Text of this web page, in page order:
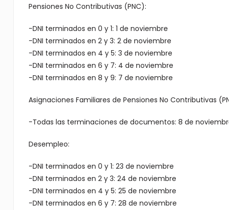
Pensiones No Contributivas (PNC):
-DNI terminados en 0 y 1: 1 de noviembre
-DNI terminados en 2 y 3: 2 de noviembre
-DNI terminados en 4 y 5: 3 de noviembre
-DNI terminados en 6 y 7: 4 de noviembre
-DNI terminados en 8 y 9: 7 de noviembre
Asignaciones Familiares de Pensiones No Contributivas
-Todas las terminaciones de documentos: 8 de
Desempleo:
-DNI terminados en 0 y 1: 23 de noviembre
-DNI terminados en 2 y 3: 24 de noviembre
-DNI terminados en 4 y 5: 25 de noviembre
-DNI terminados en 6 y 7: 28 de noviembre